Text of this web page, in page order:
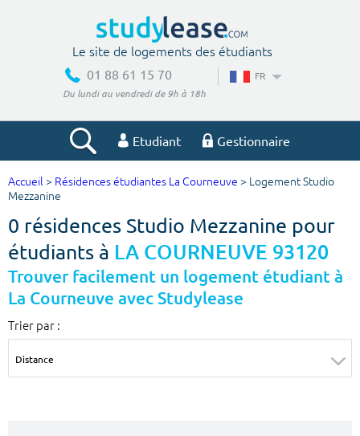
Le site de logements des étudiants
01 88 61 15 70
Du lundi au vendredi de 9h à 18h
FR
Etudiant Gestionnaire
Votre recherche
Ville, école
Budget min
€
Budget max
€
Surface min Surface max
Accueil > Résidences étudiantes La Courneuve > Logement Studio
Mezzanine
0 résidences Studio Mezzanine pour
étudiants à LA COURNEUVE 93120
Trouver facilement un logement étudiant à
La Courneuve avec Studylease
Trier par :